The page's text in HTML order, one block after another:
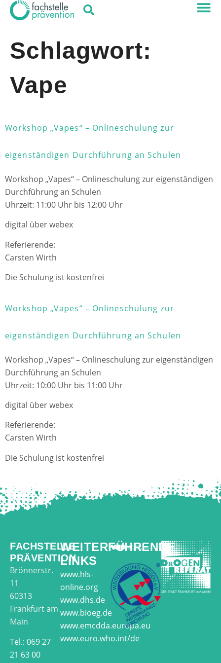
Schlagwort:
Vape
Workshop „Vapes“ – Onlineschulung zur
eigenständigen Durchführung an Schulen
Workshop „Vapes“ – Onlineschulung zur eigenständigen
Durchführung an Schulen
Uhrzeit: 11:00 Uhr bis 12:00 Uhr
digital über webex
Referierende:
Carsten Wirth
Die Schulung ist kostenfrei
Workshop „Vapes“ – Onlineschulung zur
eigenständigen Durchführung an Schulen
Workshop „Vapes“ – Onlineschulung zur eigenständigen
Durchführung an Schulen
Uhrzeit: 10:00 Uhr bis 11:00 Uhr
digital über webex
Referierende:
Carsten Wirth
Die Schulung ist kostenfrei
FACHSTELLE
PRÄVENTION
Brönnerstr.
11
60313
Frankfurt am
Main
Tel.: 069 27
21 63 00
WEITERFÜHRENDE
LINKS
www.hls-
online.org
www.dhs.de
www.bioeg.de
www.emcdda.europa.eu
www.euro.who.int/de